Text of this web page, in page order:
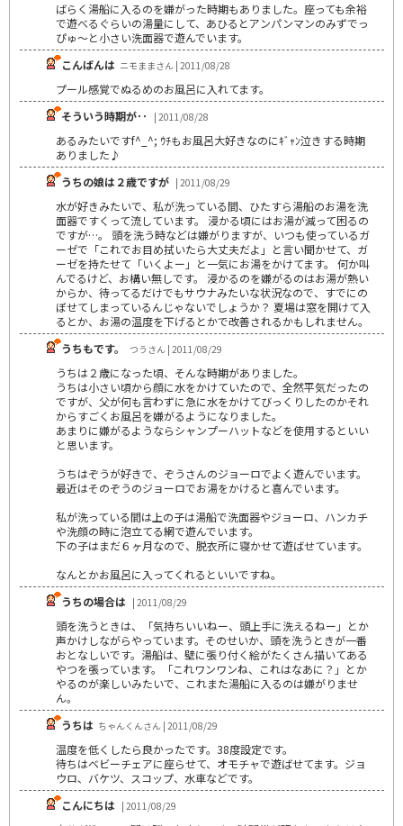
ばらく湯船に入るのを嫌がった時期もありました。座っても余裕
で遊べるぐらいの湯量にして、あひるとアンパンマンのみずでっ
ぴゅ～と小さい洗面器で遊んでいます。
こんばんは ニモままさん | 2011/08/28
プール感覚でぬるめのお風呂に入れてます。
そういう時期が･･
| 2011/08/28
あるみたいですf^_^; ｳﾁもお風呂大好きなのにｷﾞｬﾝ泣きする時期
ありました♪
うちの娘は２歳ですが | 2011/08/29
水が好きみたいで、私が洗っている間、ひたすら湯船のお湯を洗
面器ですくって流しています。 浸かる頃にはお湯が減って困るの
ですが…。 頭を洗う時などは嫌がりますが、いつも使っているガ
ーゼで「これでお目め拭いたら大丈夫だよ」と言い聞かせて、ガ
ーゼを持たせて「いくよー」と一気にお湯をかけてます。 何か叫
んでるけど、お構い無しです。 浸かるのを嫌がるのはお湯が熱い
からか、待ってるだけでもサウナみたいな状況なので、すでにの
ぼせてしまっているんじゃないでしょうか？ 夏場は窓を開けて入
るとか、お湯の温度を下げるとかで改善されるかもしれません。
うちもです。
つうさん | 2011/08/29
うちは２歳になった頃、そんな時期がありました。
うちは小さい頃から顔に水をかけていたので、全然平気だったの
ですが、父が何も言わずに急に水をかけてびっくりしたのかそれ
からすごくお風呂を嫌がるようになりました。
あまりに嫌がるようならシャンプーハットなどを使用するといい
と思います。
うちはぞうが好きで、ぞうさんのジョーロでよく遊んでいます。
最近はそのぞうのジョーロでお湯をかけると喜んでいます。
私が洗っている間は上の子は湯船で洗面器やジョーロ、ハンカチ
や洗顔の時に泡立てる網で遊んでいます。
下の子はまだ６ヶ月なので、脱衣所に寝かせて遊ばせています。
なんとかお風呂に入ってくれるといいですね。
うちの場合は | 2011/08/29
頭を洗うときは、「気持ちいいねー、頭上手に洗えるねー」とか
声かけしながらやっています。そのせいか、頭を洗うときが一番
おとなしいです。湯船は、壁に張り付く絵がたくさん描いてある
やつを張っています。「これワンワンね、これはなあに？」とか
やるのが楽しいみたいで、これまた湯船に入るのは嫌がりませ
ん。
うちは ちゃんくんさん | 2011/08/29
温度を低くしたら良かったです。38度設定です。
待ちはベビーチェアに座らせて、オモチャで遊ばせてます。ジョ
ウロ、バケツ、スコップ、水車などです。
こんにちは | 2011/08/29